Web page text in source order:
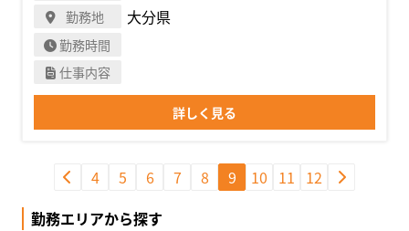
勤務地
大分県
勤務時間
仕事内容
詳しく見る
4 5 6 7 8 9 10 11 12
勤務エリアから探す